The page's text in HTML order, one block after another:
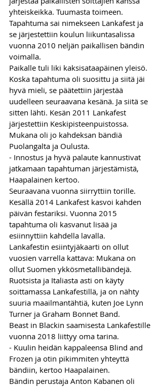
yhteiskeikka. Tuumasta toimeen.
Tapahtuma sai nimekseen Lankafest ja
se järjestettiin koulun liikuntasalissa
vuonna 2010 neljän paikallisen bändin
voimalla.
Paikalle tuli liki kaksisataapäinen yleisö.
Koska tapahtuma oli suosittu ja siitä jäi
hyvä mieli, se päätettiin järjestää
uudelleen seuraavana kesänä. Ja siitä se
sitten lähti. Kesän 2011 Lankafest
järjestettiin Keskipisteenpuistossa.
Mukana oli jo kahdeksan bändiä
Puolangalta ja Oulusta.
- Innostus ja hyvä palaute kannustivat
jatkamaan tapahtuman järjestämistä,
Haapalainen kertoo.
Seuraavana vuonna siirryttiin torille.
Kesällä 2014 Lankafest kasvoi kahden
päivän festariksi. Vuonna 2015
tapahtuma oli kasvanut lisää ja
esiinnyttiin kahdella lavalla.
Lankafestin esiintyjäkaarti on ollut
vuosien varrella kattava: Mukana on
ollut Suomen ykkösmetallibändejä.
Ruotsista ja Italiasta asti on käyty
soittamassa Lankafestillä, ja on nähty
suuria maailmantähtiä, kuten Joe Lynn
Turner ja Graham Bonnet Band.
Beast in Blackin saamisesta Lankafestille
vuonna 2018 liittyy oma tarina.
- Kuulin heidän kappaleensa Blind and
Frozen ja otin pikimmiten yhteyttä
bändiin, kertoo Haapalainen.
Bändin perustaja Anton Kabanen oli